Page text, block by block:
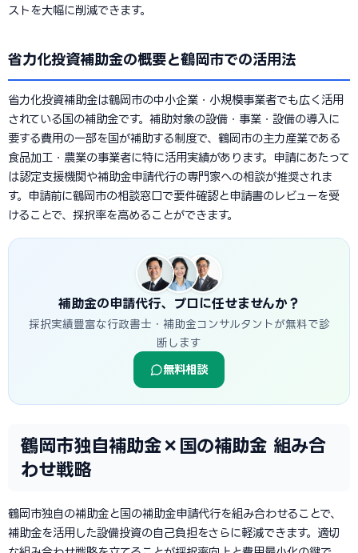
ストを大幅に削減できます。
省力化投資補助金の概要と鶴岡市での活用法
省力化投資補助金は鶴岡市の中小企業・小規模事業者でも広く活用
されている国の補助金です。補助対象の設備・事業・設備の導入に
要する費用の一部を国が補助する制度で、鶴岡市の主力産業である
食品加工・農業の事業者に特に活用実績があります。申請にあたって
は認定支援機関や補助金申請代行の専門家への相談が推奨されま
す。申請前に鶴岡市の相談窓口で要件確認と申請書のレビューを受
けることで、採択率を高めることができます。
補助金の申請代行、プロに任せませんか？
採択実績豊富な行政書士・補助金コンサルタントが無料で診
断します
無料相談
鶴岡市独自補助金×国の補助金 組み合
わせ戦略
鶴岡市独自の補助金と国の補助金申請代行を組み合わせることで、
補助金を活用した設備投資の自己負担をさらに軽減できます。適切